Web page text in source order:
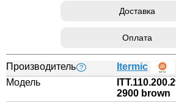
Доставка
Оплата
Производитель ?
Itermic
Модель
2900 brown